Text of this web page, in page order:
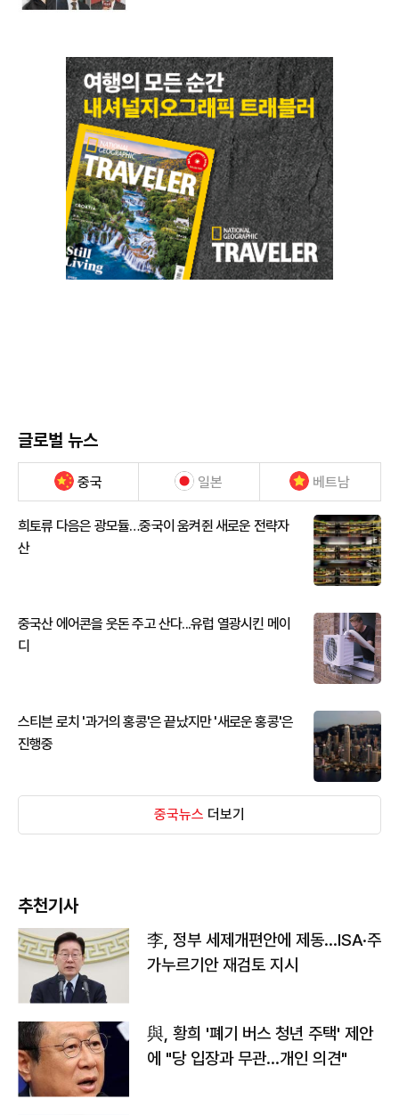
글로벌 뉴스
중국 일본 베트남
희토류 다음은 광모듈…중국이 움켜쥔 새로운 전략자
산
중국산 에어콘을 웃돈 주고 산다...유럽 열광시킨 메이
디
스티븐 로치 '과거의 홍콩'은 끝났지만 '새로운 홍콩'은
진행중
중국뉴스 더보기
추천기사
李, 정부 세제개편안에 제동…ISA·주
가누르기안 재검토 지시
與, 황희 '폐기 버스 청년 주택' 제안
에 "당 입장과 무관…개인 의견"